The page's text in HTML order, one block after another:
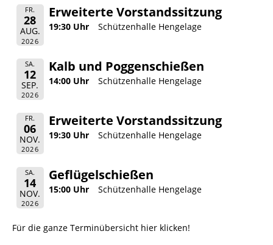
FR.
28
AUG.
2026
Erweiterte Vorstandssitzung
19:30 Uhr Schützenhalle Hengelage
SA.
12
SEP.
2026
Kalb und Poggenschießen
14:00 Uhr Schützenhalle Hengelage
FR.
06
NOV.
2026
Erweiterte Vorstandssitzung
19:30 Uhr Schützenhalle Hengelage
SA.
14
NOV.
2026
Geflügelschießen
15:00 Uhr Schützenhalle Hengelage
Für die ganze Terminübersicht hier klicken!